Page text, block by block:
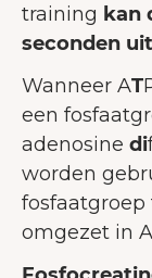
training kan
seconden
Wanneer AT
een
adenosine di
worden
omgezet in